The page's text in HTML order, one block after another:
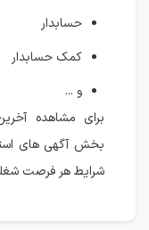
حسابدار
کمک حسابدار
و ...
برای مشاهده
بخش آگهی های
شرایط هر فرصت